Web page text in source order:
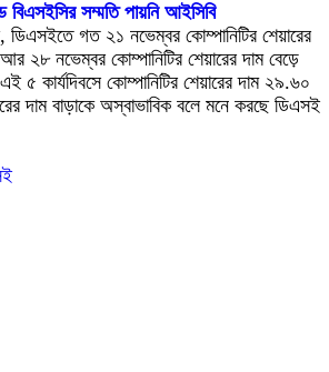
বিএসইসির সম্মতি পায়নি আইসিবি
ডিএসইতে গত ২১ নভেম্বর কোম্পানিটির শেয়ারের
২৮ নভেম্বর কোম্পানিটির শেয়ারের দাম বেড়ে
৫ কার্যদিবসে কোম্পানিটির শেয়ারের দাম ২৯.৬০
দাম বাড়াকে অস্বাভাবিক বলে মনে করছে ডিএসই